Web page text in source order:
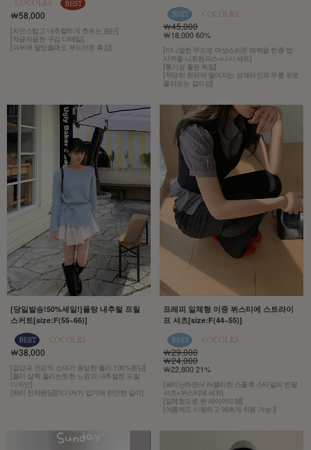
￦58,000
[자연스럽고 내추럴하게 흐르는 원단]
[자글자글한 구김 디테일]
[피부에 닿았을때도 부드러운 촉감]
￦45,000
￦18,000 60%
[미니멀한 무드로 여성스러운 매력을 한층 업
시켜줄 니트원피스+나시 세트]
[통기성 좋은 짜임]
[적당히 핏되어 떨어지는 상체라인과 무릎 위로
올라오는 길이감]
[당일발송!50%세일!]플랑 내추럴 프릴
스커트[size:F(55~66)]
￦38,000
[겉감과 안감의 소재가 동일한 폴리 100%원단]
[올이 살짝 풀리는듯한 느낌의 내추럴한 프릴
디자인]
[허리 전체밴딩][여기저기 입기에 편안한 길이]
프레피 일체형 이중 뷔스티에 스트라이
프 셔츠[size:F(44~55)]
￦29,000
￦24,000
￦22,800 21%
[페미닌하면서 러블리한 스쿨룩 스타일의 반팔
셔츠+뷔스티에 세트]
[일체형으로 된 레이어드템]
[여름에도 시원하고 예쁘게 착용 가능:)]